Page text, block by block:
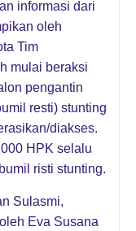
informasi dari
oleh
Tim
mulai beraksi
pengantin
resti) stunting
diakses.
HPK selalu
risti stunting.
Sulasmi,
Eva Susana